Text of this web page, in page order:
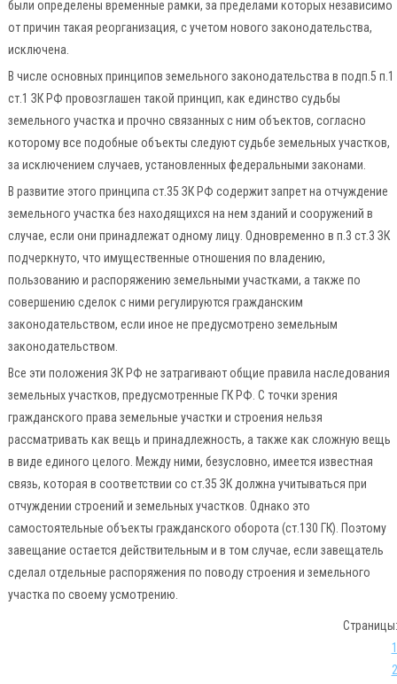
были определены временные рамки, за пределами которых независимо
от причин такая реорганизация, с учетом нового законодательства,
исключена.
В числе основных принципов земельного законодательства в подп.5 п.1
ст.1 ЗК РФ провозглашен такой принцип, как единство судьбы
земельного участка и прочно связанных с ним объектов, согласно
которому все подобные объекты следуют судьбе земельных участков,
за исключением случаев, установленных федеральными законами.
В развитие этого принципа ст.35 ЗК РФ содержит запрет на отчуждение
земельного участка без находящихся на нем зданий и сооружений в
случае, если они принадлежат одному лицу. Одновременно в п.3 ст.3 ЗК
подчеркнуто, что имущественные отношения по владению,
пользованию и распоряжению земельными участками, а также по
совершению сделок с ними регулируются гражданским
законодательством, если иное не предусмотрено земельным
законодательством.
Все эти положения ЗК РФ не затрагивают общие правила наследования
земельных участков, предусмотренные ГК РФ. С точки зрения
гражданского права земельные участки и строения нельзя
рассматривать как вещь и принадлежность, а также как сложную вещь
в виде единого целого. Между ними, безусловно, имеется известная
связь, которая в соответствии со ст.35 ЗК должна учитываться при
отчуждении строений и земельных участков. Однако это
самостоятельные объекты гражданского оборота (ст.130 ГК). Поэтому
завещание остается действительным и в том случае, если завещатель
сделал отдельные распоряжения по поводу строения и земельного
участка по своему усмотрению.
Страницы:
1
2